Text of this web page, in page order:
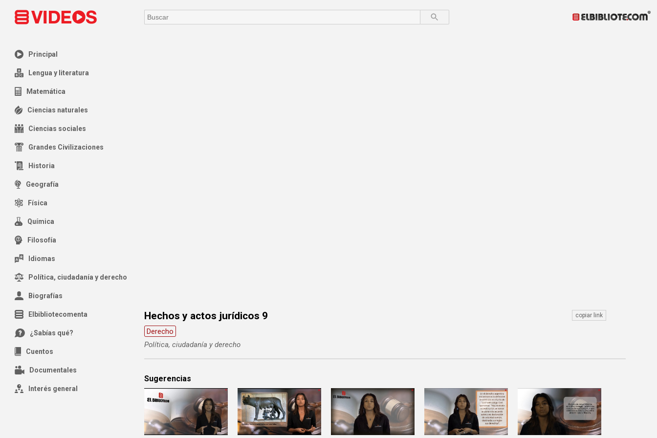
Principal
Lengua y literatura
Matemática
Ciencias naturales
Ciencias sociales
Grandes Civilizaciones
Historia
Geografía
Física
Química
Filosofía
Idiomas
Política, ciudadanía y derecho
Biografías
Elbibliotecomenta
¿Sabías qué?
Cuentos
Documentales
Interés general
copiar link
Hechos y actos jurídicos 9
Derecho
Política, ciudadanía y derecho
Sugerencias